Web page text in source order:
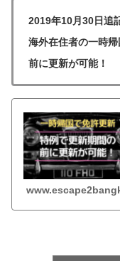
2019年10月30日追
海外在住者の一時
前に更新が可能！